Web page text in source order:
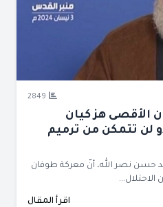
2849
الأقصى هز كيان
لن تتمكن من ترميم
حسن نصر الله، أنّ معركة طوفان
اقرأ المقال